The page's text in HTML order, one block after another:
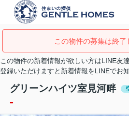
この物件の募集は終了
この物件の新着情報が欲しい方はLINE友
登録いただけますと新着情報をLINEでお
グリーンハイツ室見河畔
-